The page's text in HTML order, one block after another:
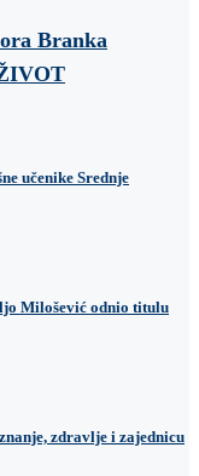
Branka
učenike Srednje
Milošević odnio titulu
zdravlje i zajednicu